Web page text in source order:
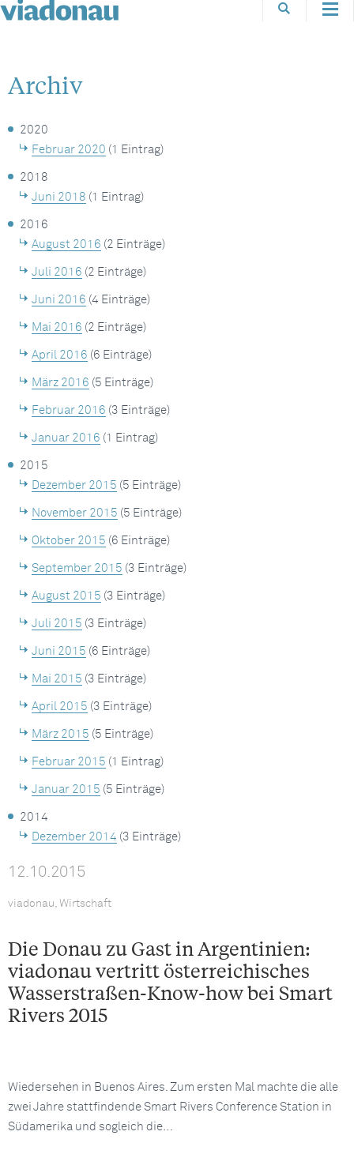
Archiv
2020
Februar 2020 (1 Eintrag)
2018
Juni 2018 (1 Eintrag)
2016
August 2016 (2 Einträge)
Juli 2016 (2 Einträge)
Juni 2016 (4 Einträge)
Mai 2016 (2 Einträge)
April 2016 (6 Einträge)
März 2016 (5 Einträge)
Februar 2016 (3 Einträge)
Januar 2016 (1 Eintrag)
2015
Dezember 2015 (5 Einträge)
November 2015 (5 Einträge)
Oktober 2015 (6 Einträge)
September 2015 (3 Einträge)
August 2015 (3 Einträge)
Juli 2015 (3 Einträge)
Juni 2015 (6 Einträge)
Mai 2015 (3 Einträge)
April 2015 (3 Einträge)
März 2015 (5 Einträge)
Februar 2015 (1 Eintrag)
Januar 2015 (5 Einträge)
2014
Dezember 2014 (3 Einträge)
12.10.2015
viadonau, Wirtschaft
Die Donau zu Gast in Argentinien:
viadonau vertritt österreichisches
Wasserstraßen-Know-how bei Smart
Rivers 2015
Wiedersehen in Buenos Aires. Zum ersten Mal machte die alle
zwei Jahre stattfindende Smart Rivers Conference Station in
Südamerika und sogleich die…